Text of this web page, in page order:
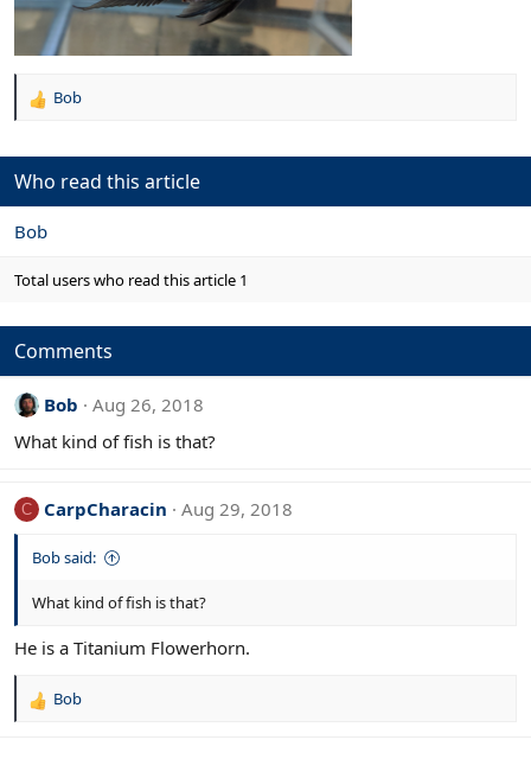
R
c
t
i
o
s
Bob
Who read this article
Bob
Total users who read this article 1
Comments
Bob
Aug 26, 2018
What kind of fish is that?
C CarpCharacin Aug 29, 2018
Bob said:
What kind of fish is that?
He is a Titanium Flowerhorn.
R
Bob